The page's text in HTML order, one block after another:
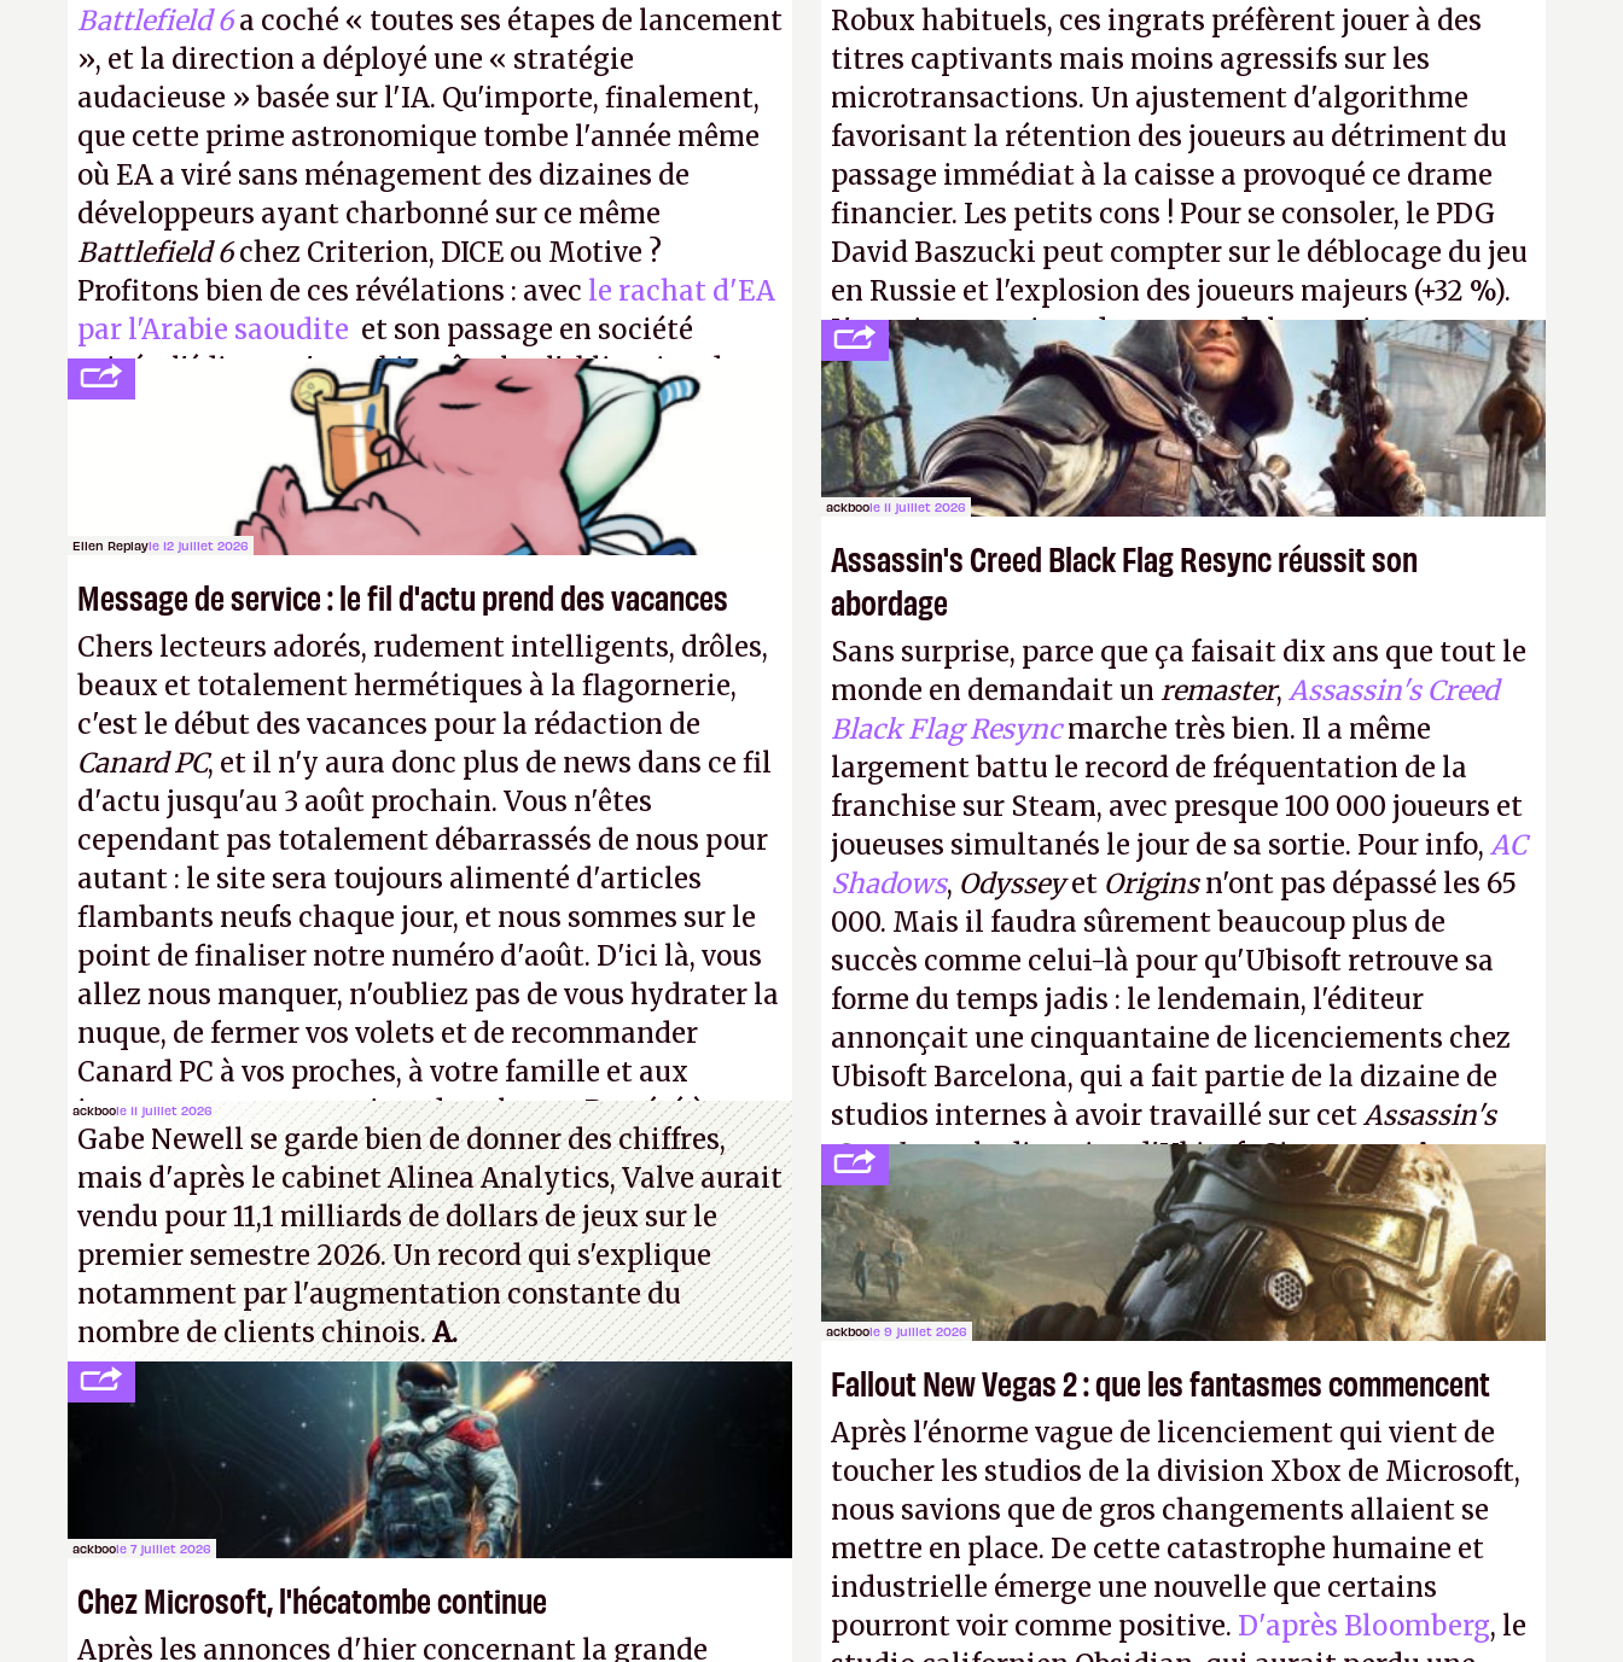
Battlefield 6a coché « toutes ses étapes de lancement
», et la direction a déployé une « stratégie
audacieuse » basée sur l'IA. Qu'importe, finalement,
que cette prime astronomique tombe l'année même
où EA a viré sans ménagement des dizaines de
développeurs ayant charbonné sur ce même
Battlefield 6chez Criterion, DICE ou Motive ?
Profitons bien de ces révélations : avec le rachat d'EA
par l'Arabie saoudite et son passage en société
privée, l'éditeur n'aura bientôt plus l'obligation de
publier ses bilans. Encore une victoire pour la
Robux habituels, ces ingrats préfèrent jouer à des
titres captivants mais moins agressifs sur les
microtransactions. Un ajustement d'algorithme
favorisant la rétention des joueurs au détriment du
passage immédiat à la caisse a provoqué ce drame
financier. Les petits cons ! Pour se consoler, le PDG
David Baszucki peut compter sur le déblocage du jeu
en Russie et l'explosion des joueurs majeurs (+32 %).
L'avenir appartient donc aux adultes, qui ne sont
jamais que des enfants avec du pouvoir d'achat.P.
Ellen Replayle 12 juillet 2026
Message de service : le fil d'actu prend des vacances
Chers lecteurs adorés, rudement intelligents, drôles,
beaux et totalement hermétiques à la flagornerie,
c'est le début des vacances pour la rédaction de
Canard PC, et il n'y aura donc plus de news dans ce fil
d'actu jusqu'au 3 août prochain. Vous n'êtes
cependant pas totalement débarrassés de nous pour
autant : le site sera toujours alimenté d'articles
flambants neufs chaque jour, et nous sommes sur le
point de finaliser notre numéro d'août. D'ici là, vous
allez nous manquer, n'oubliez pas de vous hydrater la
nuque, de fermer vos volets et de recommander
Canard PC à vos proches, à votre famille et aux
inconnus que vous croisez dans la rue. Bon été à tous
! –ER.
ackboole 11 juillet 2026
Assassin's Creed Black Flag Resync réussit son
abordage
Sans surprise, parce que ça faisait dix ans que tout le
monde en demandait un remaster, Assassin's Creed
Black Flag Resyncmarche très bien. Il a même
largement battu le record de fréquentation de la
franchise sur Steam, avec presque 100 000 joueurs et
joueuses simultanés le jour de sa sortie. Pour info, AC
Shadows, Odysseyet Originsn'ont pas dépassé les 65
000. Mais il faudra sûrement beaucoup plus de
succès comme celui-là pour qu'Ubisoft retrouve sa
forme du temps jadis : le lendemain, l'éditeur
annonçait une cinquantaine de licenciements chez
Ubisoft Barcelona, qui a fait partie de la dizaine de
studios internes à avoir travaillé sur cetAssassin's
Creedsous la direction d'Ubisoft Singapour.A.
ackboole 11 juillet 2026
Gabe Newell se garde bien de donner des chiffres,
mais d'après le cabinet Alinea Analytics, Valve aurait
vendu pour 11,1 milliards de dollars de jeux sur le
premier semestre 2026. Un record qui s'explique
notamment par l'augmentation constante du
nombre de clients chinois.A. ackboole 9 juillet 2026
Fallout New Vegas 2 : que les fantasmes commencent
Après l'énorme vague de licenciement qui vient de
toucher les studios de la division Xbox de Microsoft,
nous savions que de gros changements allaient se
mettre en place. De cette catastrophe humaine et
industrielle émerge une nouvelle que certains
pourront voir comme positive. D'après Bloomberg, le
ackboole 7 juillet 2026
Chez Microsoft, l'hécatombe continue
Après les annonces d'hier concernant la grande